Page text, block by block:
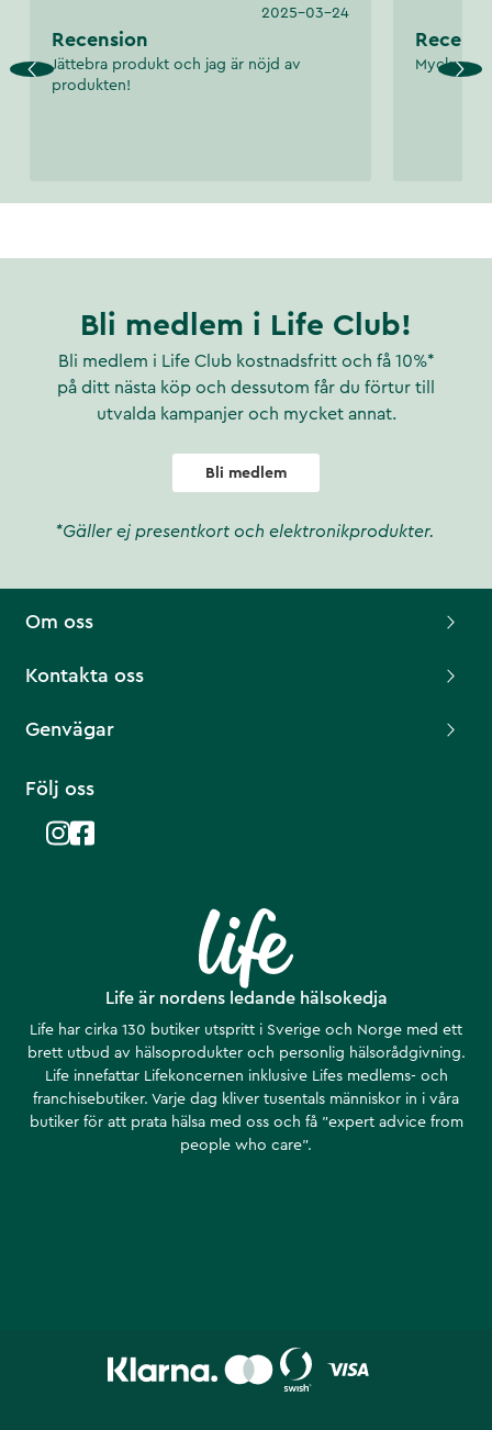
2025-03-24
Recension
Jättebra produkt och jag är nöjd av
produkten!
Mycket
Bli medlem i Life Club!
Bli medlem i Life Club kostnadsfritt och få 10%*
på ditt nästa köp och dessutom får du förtur till
utvalda kampanjer och mycket annat.
Bli medlem
*Gäller ej presentkort och elektronikprodukter.
Life är nordens ledande hälsokedja
Life har cirka 130 butiker utspritt i Sverige och Norge med ett
brett utbud av hälsoprodukter och personlig hälsorådgivning.
Life innefattar Lifekoncernen inklusive Lifes medlems- och
franchisebutiker. Varje dag kliver tusentals människor in i våra
butiker för att prata hälsa med oss och få ”expert advice from
people who care”.
Om oss
Kontakta oss
Genvägar
Följ oss